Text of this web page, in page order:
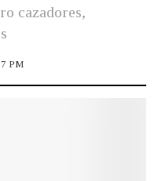
cazadores,
PM